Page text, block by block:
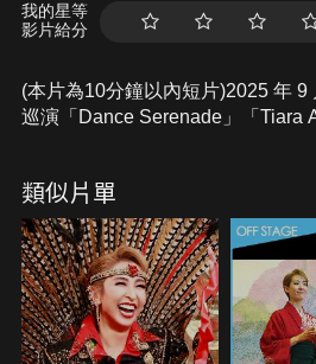
我的星等
影片給分
(本片為10分鐘以內短片)2025 年 9
巡演「Dance Serenade」「Tiara
類似片單